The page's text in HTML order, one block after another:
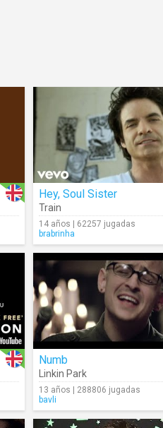
Hey, Soul Sister
Train
14 años | 62257 jugadas
brabrinha
Numb
Linkin Park
13 años | 288806 jugadas
bavli